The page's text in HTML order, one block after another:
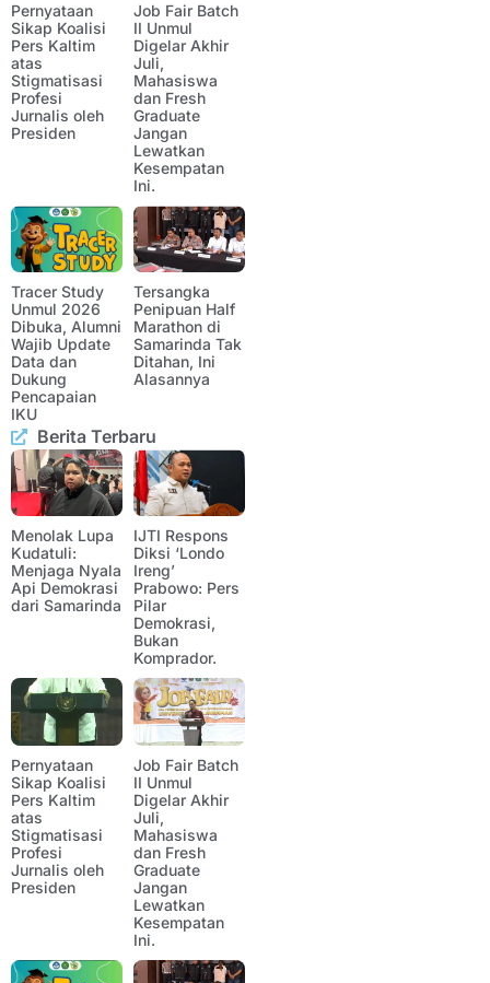
Pernyataan
Sikap Koalisi
Pers Kaltim
atas
Stigmatisasi
Profesi
Jurnalis oleh
Presiden
Job Fair Batch
II Unmul
Digelar Akhir
Juli,
Mahasiswa
dan Fresh
Graduate
Jangan
Lewatkan
Kesempatan
Ini.
Tracer Study
Unmul 2026
Dibuka, Alumni
Wajib Update
Data dan
Dukung
Pencapaian
IKU
Tersangka
Penipuan Half
Marathon di
Samarinda Tak
Ditahan, Ini
Alasannya
Berita Terbaru
Menolak Lupa
Kudatuli:
Menjaga Nyala
Api Demokrasi
dari Samarinda
IJTI Respons
Diksi ‘Londo
Ireng’
Prabowo: Pers
Pilar
Demokrasi,
Bukan
Komprador.
Pernyataan
Sikap Koalisi
Pers Kaltim
atas
Stigmatisasi
Profesi
Jurnalis oleh
Presiden
Job Fair Batch
II Unmul
Digelar Akhir
Juli,
Mahasiswa
dan Fresh
Graduate
Jangan
Lewatkan
Kesempatan
Ini.